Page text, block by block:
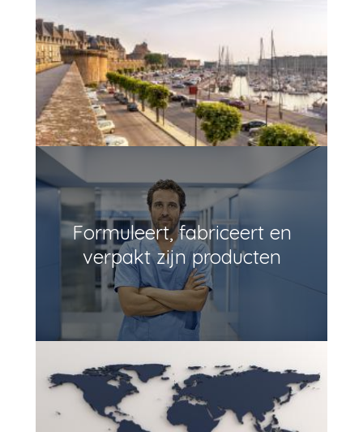
Formuleert, fabriceert en
verpakt zijn producten